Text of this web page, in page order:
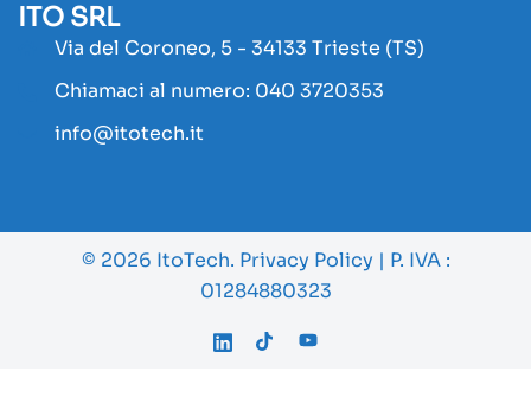
ITO SRL
Via del Coroneo, 5 - 34133 Trieste (TS)
Chiamaci al numero: 040 3720353
info@itotech.it
© 2026 ItoTech. Privacy Policy | P. IVA :
01284880323